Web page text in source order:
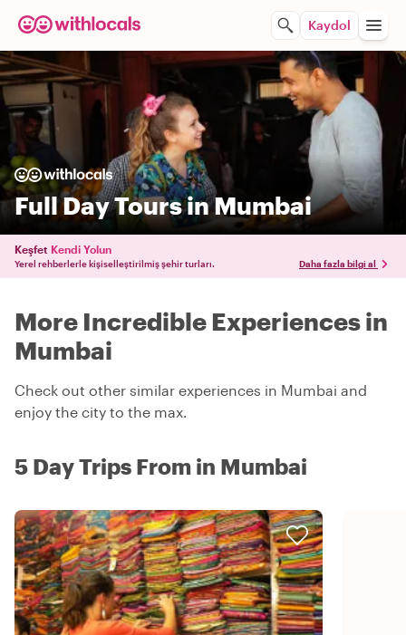
Kaydol
Full Day Tours in Mumbai
Keşfet Kendi Yolun
Yerel rehberlerle kişiselleştirilmiş şehir turları. Daha fazla bilgi al
More Incredible Experiences in
Mumbai
Check out other similar experiences in Mumbai and
enjoy the city to the max.
5 Day Trips From in Mumbai